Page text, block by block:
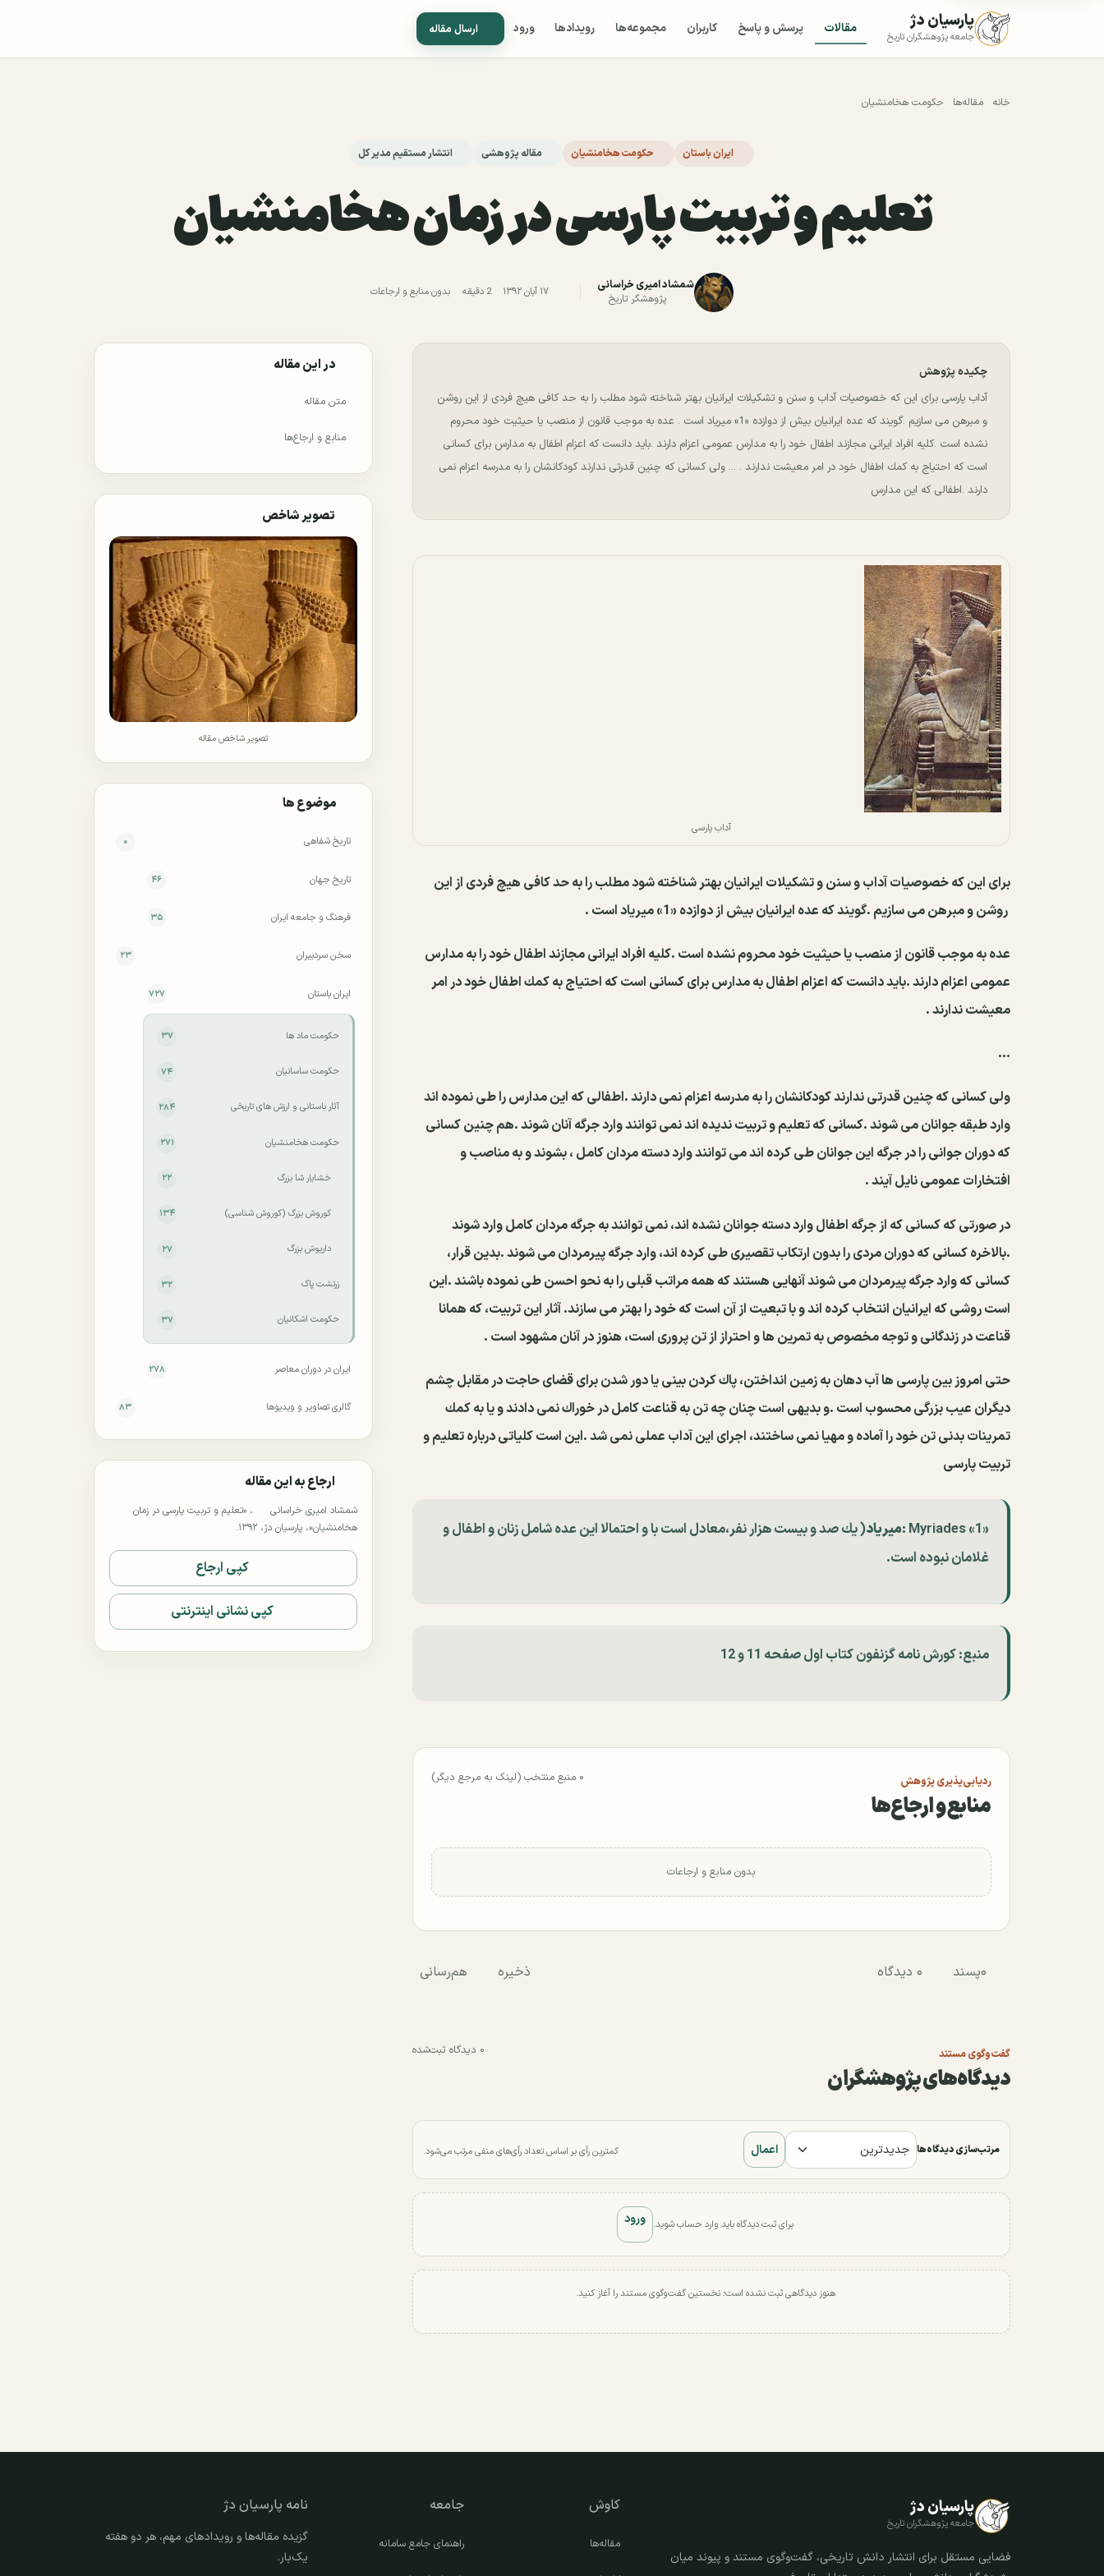
پارسیان دژ
جامعه پژوهشگران تاریخ مقالات پرسش و پاسخ کاربران مجموعه‌ها رویدادها ورود ارسال مقاله
خانه مقاله‌ها حکومت هخامنشیان
ایران باستان حکومت هخامنشیان مقاله پژوهشی انتشار مستقیم مدیر کل
ﺗﻌﻠﻴﻢ ﻭ ﺗﺮﺑﻴﺖ ﭘﺎﺭﺳﻰ در زمان هخامنشیان
شمشاد امیری خراسانی
پژوهشگر تاریخ
۱۷ آبان ۱۳۹۲ 2 دقیقه بدون منابع و ارجاعات
چکیده پژوهش
آداب پارسی ﺑﺮﺍﻯ ﺍﻳﻦ ﻛﻪ ﺧﺼﻮﺻﻴﺎﺕ ﺁﺩﺍﺏ ﻭ ﺳﻨﻦ ﻭ ﺗﺸﻜﻴﻼﺕ ﺍﻳﺮﺍﻧﻴﺎﻥ ﺑﻬﺘﺮ ﺷﻨﺎﺧﺘﻪ ﺷﻮﺩ ﻣﻄﻠﺐ ﺭﺍ ﺑﻪ ﺣﺪ ﻛﺎﻓﻰ ﻫﻴﭻ ﻓﺮﺩﻯ ﺍﺯ ﺍﻳﻦ ﺭﻭﺷﻦ
ﻭ ﻣﺒﺮﻫﻦ ﻣﻰ ﺳﺎﺯﻳﻢ .ﮔﻮﻳﻨﺪ ﻛﻪ ﻋﺪﻩ ﺍﻳﺮﺍﻧﻴﺎﻥ ﺑﻴﺶ ﺍﺯ ﺩﻭﺍﺯﺩﻩ «1» ﻣﻴﺮﻳﺎﺩ ﺍﺳﺖ . ﻋﺪﻩ ﺑﻪ ﻣﻮﺟﺐ ﻗﺎﻧﻮﻥ ﺍﺯ ﻣﻨﺼﺐ ﻳﺎ ﺣﻴﺜﻴﺖ ﺧﻮﺩ ﻣﺤﺮﻭﻡ
ﻧﺸﺪﻩ ﺍﺳﺖ .ﻛﻠﻴﻪ ﺍﻓﺮﺍﺩ ﺍﻳﺮﺍﻧﻰ ﻣﺠﺎﺯﻧﺪ ﺍﻃﻔﺎﻝ ﺧﻮﺩ ﺭﺍ ﺑﻪ ﻣﺪﺍﺭﺱ ﻋﻤﻮﻣﻰ ﺍﻋﺰﺍﻡ ﺩﺍﺭﻧﺪ .ﺑﺎﻳﺪ ﺩﺍﻧﺴﺖ ﻛﻪ ﺍﻋﺰﺍﻡ ﺍﻃﻔﺎﻝ ﺑﻪ ﻣﺪﺍﺭﺱ ﺑﺮﺍﻯ ﻛﺴﺎﻧﻰ
ﺍﺳﺖ ﻛﻪ ﺍﺣﺘﻴﺎﺝ ﺑﻪ ﻛﻤﻚ ﺍﻃﻔﺎﻝ ﺧﻮﺩ ﺩﺭ ﺍﻣﺮ ﻣﻌﻴﺸﺖ ﻧﺪﺍﺭﻧﺪ . ... ﻭﻟﻰ ﻛﺴﺎﻧﻰ ﻛﻪ ﭼﻨﻴﻦ ﻗﺪﺭﺗﻰ ﻧﺪﺍﺭﻧﺪ ﻛﻮﺩﻛﺎﻧﺸﺎﻥ ﺭﺍ ﺑﻪ ﻣﺪﺭﺳﻪ ﺍﻋﺰﺍﻡ ﻧﻤﻰ
ﺩﺍﺭﻧﺪ .ﺍﻃﻔﺎﻟﻰ ﻛﻪ ﺍﻳﻦ ﻣﺪﺍﺭﺱ
آداب پارسی
ﺑﺮﺍﻯ ﺍﻳﻦ ﻛﻪ ﺧﺼﻮﺻﻴﺎﺕ ﺁﺩﺍﺏ ﻭ ﺳﻨﻦ ﻭ ﺗﺸﻜﻴﻼﺕ ﺍﻳﺮﺍﻧﻴﺎﻥ ﺑﻬﺘﺮ ﺷﻨﺎﺧﺘﻪ ﺷﻮﺩ ﻣﻄﻠﺐ ﺭﺍ ﺑﻪ ﺣﺪ ﻛﺎﻓﻰ ﻫﻴﭻ ﻓﺮﺩﻯ ﺍﺯ ﺍﻳﻦ
ﺭﻭﺷﻦ ﻭ ﻣﺒﺮﻫﻦ ﻣﻰ ﺳﺎﺯﻳﻢ .ﮔﻮﻳﻨﺪ ﻛﻪ ﻋﺪﻩ ﺍﻳﺮﺍﻧﻴﺎﻥ ﺑﻴﺶ ﺍﺯ ﺩﻭﺍﺯﺩﻩ «1» ﻣﻴﺮﻳﺎﺩ ﺍﺳﺖ .
ﻋﺪﻩ ﺑﻪ ﻣﻮﺟﺐ ﻗﺎﻧﻮﻥ ﺍﺯ ﻣﻨﺼﺐ ﻳﺎ ﺣﻴﺜﻴﺖ ﺧﻮﺩ ﻣﺤﺮﻭﻡ ﻧﺸﺪﻩ ﺍﺳﺖ .ﻛﻠﻴﻪ ﺍﻓﺮﺍﺩ ﺍﻳﺮﺍﻧﻰ ﻣﺠﺎﺯﻧﺪ ﺍﻃﻔﺎﻝ ﺧﻮﺩ ﺭﺍ ﺑﻪ ﻣﺪﺍﺭﺱ
ﻋﻤﻮﻣﻰ ﺍﻋﺰﺍﻡ ﺩﺍﺭﻧﺪ .ﺑﺎﻳﺪ ﺩﺍﻧﺴﺖ ﻛﻪ ﺍﻋﺰﺍﻡ ﺍﻃﻔﺎﻝ ﺑﻪ ﻣﺪﺍﺭﺱ ﺑﺮﺍﻯ ﻛﺴﺎﻧﻰ ﺍﺳﺖ ﻛﻪ ﺍﺣﺘﻴﺎﺝ ﺑﻪ ﻛﻤﻚ ﺍﻃﻔﺎﻝ ﺧﻮﺩ ﺩﺭ ﺍﻣﺮ
ﻣﻌﻴﺸﺖ ﻧﺪﺍﺭﻧﺪ .
...
ﻭﻟﻰ ﻛﺴﺎﻧﻰ ﻛﻪ ﭼﻨﻴﻦ ﻗﺪﺭﺗﻰ ﻧﺪﺍﺭﻧﺪ ﻛﻮﺩﻛﺎﻧﺸﺎﻥ ﺭﺍ ﺑﻪ ﻣﺪﺭﺳﻪ ﺍﻋﺰﺍﻡ ﻧﻤﻰ ﺩﺍﺭﻧﺪ .ﺍﻃﻔﺎﻟﻰ ﻛﻪ ﺍﻳﻦ ﻣﺪﺍﺭﺱ ﺭﺍ ﻃﻰ ﻧﻤﻮﺩﻩ ﺍﻧﺪ
ﻭﺍﺭﺩ ﻃﺒﻘﻪ ﺟﻮﺍﻧﺎﻥ ﻣﻰ ﺷﻮﻧﺪ .ﻛﺴﺎﻧﻰ ﻛﻪ ﺗﻌﻠﻴﻢ ﻭ ﺗﺮﺑﻴﺖ ﻧﺪﻳﺪﻩ ﺍﻧﺪ ﻧﻤﻰ ﺗﻮﺍﻧﻨﺪ ﻭﺍﺭﺩ ﺟﺮﮔﻪ ﺁﻧﺎﻥ ﺷﻮﻧﺪ .ﻫﻢ ﭼﻨﻴﻦ ﻛﺴﺎﻧﻰ
ﻛﻪ ﺩﻭﺭﺍﻥ ﺟﻮﺍﻧﻰ ﺭﺍ ﺩﺭ ﺟﺮﮔﻪ ﺍﻳﻦ ﺟﻮﺍﻧﺎﻥ ﻃﻰ ﻛﺮﺩﻩ ﺍﻧﺪ ﻣﻰ ﺗﻮﺍﻧﻨﺪ ﻭﺍﺭﺩ ﺩﺳﺘﻪ ﻣﺮﺩﺍﻥ ﻛﺎﻣﻞ ، ﺑﺸﻮﻧﺪ ﻭ ﺑﻪ ﻣﻨﺎﺻﺐ ﻭ
ﺍﻓﺘﺨﺎﺭﺍﺕ ﻋﻤﻮﻣﻰ ﻧﺎﻳﻞ ﺁﻳﻨﺪ .
ﺩﺭ ﺻﻮﺭﺗﻰ ﻛﻪ ﻛﺴﺎﻧﻰ ﻛﻪ ﺍﺯ ﺟﺮﮔﻪ ﺍﻃﻔﺎﻝ ﻭﺍﺭﺩ ﺩﺳﺘﻪ ﺟﻮﺍﻧﺎﻥ ﻧﺸﺪﻩ ﺍﻧﺪ، ﻧﻤﻰ ﺗﻮﺍﻧﻨﺪ ﺑﻪ ﺟﺮﮔﻪ ﻣﺮﺩﺍﻥ ﻛﺎﻣﻞ ﻭﺍﺭﺩ ﺷﻮﻧﺪ
.ﺑﺎﻻﺧﺮﻩ ﻛﺴﺎﻧﻰ ﻛﻪ ﺩﻭﺭﺍﻥ ﻣﺮﺩﻯ ﺭﺍ ﺑﺪﻭﻥ ﺍﺭﺗﻜﺎﺏ ﺗﻘﺼﻴﺮﻯ ﻃﻰ ﻛﺮﺩﻩ ﺍﻧﺪ، ﻭﺍﺭﺩ ﺟﺮﮔﻪ ﭘﻴﺮﻣﺮﺩﺍﻥ ﻣﻰ ﺷﻮﻧﺪ .ﺑﺪﻳﻦ ﻗﺮﺍﺭ،
ﻛﺴﺎﻧﻰ ﻛﻪ ﻭﺍﺭﺩ ﺟﺮﮔﻪ ﭘﻴﺮﻣﺮﺩﺍﻥ ﻣﻰ ﺷﻮﻧﺪ ﺁﻧﻬﺎﻳﻰ ﻫﺴﺘﻨﺪ ﻛﻪ ﻫﻤﻪ ﻣﺮﺍﺗﺐ ﻗﺒﻠﻰ ﺭﺍ ﺑﻪ ﻧﺤﻮ ﺍﺣﺴﻦ ﻃﻰ ﻧﻤﻮﺩﻩ ﺑﺎﺷﻨﺪ .ﺍﻳﻦ
ﺍﺳﺖ ﺭﻭﺷﻰ ﻛﻪ ﺍﻳﺮﺍﻧﻴﺎﻥ ﺍﻧﺘﺨﺎﺏ ﻛﺮﺩﻩ ﺍﻧﺪ ﻭ ﺑﺎ ﺗﺒﻌﻴﺖ ﺍﺯ ﺁﻥ ﺍﺳﺖ ﻛﻪ ﺧﻮﺩ ﺭﺍ ﺑﻬﺘﺮ ﻣﻰ ﺳﺎﺯﻧﺪ. ﺁﺛﺎﺭ ﺍﻳﻦ ﺗﺮﺑﻴﺖ، ﻛﻪ ﻫﻤﺎﻧﺎ
ﻗﻨﺎﻋﺖ ﺩﺭ ﺯﻧﺪﮔﺎﻧﻰ ﻭ ﺗﻮﺟﻪ ﻣﺨﺼﻮﺹ ﺑﻪ ﺗﻤﺮﻳﻦ ﻫﺎ ﻭ ﺍﺣﺘﺮﺍﺯ ﺍﺯ ﺗﻦ ﭘﺮﻭﺭﻯ ﺍﺳﺖ، ﻫﻨﻮﺯ ﺩﺭ ﺁﻧﺎﻥ ﻣﺸﻬﻮﺩ ﺍﺳﺖ .
ﺣﺘﻰ ﺍﻣﺮﻭﺯ ﺑﻴﻦ ﭘﺎﺭﺳﻰ ﻫﺎ ﺁﺏ ﺩﻫﺎﻥ ﺑﻪ ﺯﻣﻴﻦ ﺍﻧﺪﺍﺧﺘﻦ، ﭘﺎﻙ ﻛﺮﺩﻥ ﺑﻴﻨﻰ ﻳﺎ ﺩﻭﺭ ﺷﺪﻥ ﺑﺮﺍﻯ ﻗﻀﺎﻯ ﺣﺎﺟﺖ ﺩﺭ ﻣﻘﺎﺑﻞ ﭼﺸﻢ
ﺩﻳﮕﺮﺍﻥ ﻋﻴﺐ ﺑﺰﺭﮔﻰ ﻣﺤﺴﻮﺏ ﺍﺳﺖ .ﻭ ﺑﺪﻳﻬﻰ ﺍﺳﺖ ﭼﻨﺎﻥ ﭼﻪ ﺗﻦ ﺑﻪ ﻗﻨﺎﻋﺖ ﻛﺎﻣﻞ ﺩﺭ ﺧﻮﺭﺍﻙ ﻧﻤﻰ ﺩﺍﺩﻧﺪ ﻭ ﻳﺎ ﺑﻪ ﻛﻤﻚ
ﺗﻤﺮﻳﻨﺎﺕ ﺑﺪﻧﻰ ﺗﻦ ﺧﻮﺩ ﺭﺍ ﺁﻣﺎﺩﻩ ﻭ ﻣﻬﻴﺎ ﻧﻤﻰ ﺳﺎﺧﺘﻨﺪ، ﺍﺟﺮﺍﻯ ﺍﻳﻦ ﺁﺩﺍﺏ ﻋﻤﻠﻰ ﻧﻤﻰ ﺷﺪ .ﺍﻳﻦ ﺍﺳﺖ ﻛﻠﻴﺎﺗﻰ ﺩﺭﺑﺎﺭﻩ ﺗﻌﻠﻴﻢ ﻭ
ﺗﺮﺑﻴﺖ ﭘﺎﺭﺳﻰ
«1» Myriades : ﻣﻴﺮﻳﺎﺩ( ﻳﻚ ﺻﺪ ﻭ ﺑﻴﺴﺖ ﻫﺰﺍﺭ ﻧﻔﺮ،ﻣﻌﺎﺩﻝ ﺍﺳﺖ ﺑﺎ ﻭ ﺍﺣﺘﻤﺎﻻ ﺍﻳﻦ ﻋﺪﻩ ﺷﺎﻣﻞ ﺯﻧﺎﻥ ﻭ ﺍﻃﻔﺎﻝ ﻭ
غلامان ﻧﺒﻮﺩﻩ ﺍﺳﺖ.
منبع: کورش نامه گزنفون کتاب اول صفحه 11 و 12
ردیابی‌پذیری پژوهش
منابع و ارجاع‌ها
۰ منبع منتخب (لینک به مرجع دیگر)
بدون منابع و ارجاعات
۰پسند ۰ دیدگاه ذخیره هم‌رسانی
گفت‌وگوی مستند
دیدگاه‌های پژوهشگران
۰ دیدگاه ثبت‌شده
مرتب‌سازی دیدگاه‌ها اعمال کمترین رأی بر اساس تعداد رأی‌های منفی مرتب می‌شود.
برای ثبت دیدگاه باید وارد حساب شوید. ورود
هنوز دیدگاهی ثبت نشده است؛ نخستین گفت‌وگوی مستند را آغاز کنید.
در این مقاله
متن مقاله
منابع و ارجاع‌ها
تصویر شاخص
تصویر شاخص مقاله
موضوع ها
تاریخ شفاهی ۰
تاریخ جهان ۴۶
فرهنگ و جامعه ایران ۳۵
سخن سردبیران ۲۳
ایران باستان ۷۲۷
حکومت ماد ها ۳۷
حکومت ساسانیان ۷۴
آثار باستانی و ارزش های تاریخی ۲۸۴
حکومت هخامنشیان ۲۷۱
خشایار شا بزرگ ۲۲
کوروش بزرگ (کوروش شناسی) ۱۳۴
داریوش بزرگ ۲۷
زرتشت پاک ۳۲
حکومت اشکانیان ۳۷
ایران در دوران معاصر ۲۷۸
گالری تصاویر و ویدیوها ۸۳
ارجاع به این مقاله
شمشاد امیری خراسانی
، «ﺗﻌﻠﻴﻢ ﻭ ﺗﺮﺑﻴﺖ ﭘﺎﺭﺳﻰ در زمان
هخامنشیان»، پارسیان دژ، ۱۳۹۲.
کپی ارجاع
کپی نشانی اینترنتی
پارسیان دژ
جامعه پژوهشگران تاریخ
فضایی مستقل برای انتشار دانش تاریخی، گفت‌وگوی مستند و پیوند میان
کاوش
مقاله‌ها
جامعه
راهنمای جامع سامانه
نامه پارسیان دژ
گزیده مقاله‌ها و رویدادهای مهم، هر دو هفته
یک‌بار.